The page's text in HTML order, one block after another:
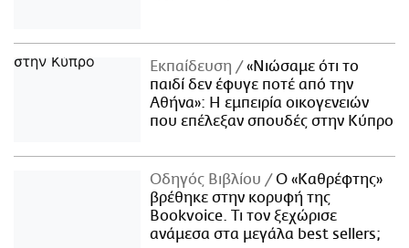
Εκπαίδευση
«Νιώσαμε ότι το
παιδί δεν έφυγε ποτέ από την
Αθήνα»: Η εμπειρία οικογενειών
που επέλεξαν σπουδές στην Κύπρο
Οδηγός Βιβλίου
Ο «Καθρέφτης»
βρέθηκε στην κορυφή της
Bookvoice. Τι τον ξεχώρισε
ανάμεσα στα μεγάλα best sellers;